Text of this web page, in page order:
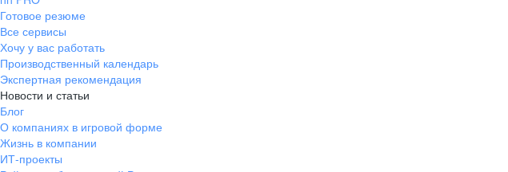
Готовое резюме
Все сервисы
Хочу у вас работать
Производственный календарь
Экспертная рекомендация
Новости и статьи
Блог
О компаниях в игровой форме
Жизнь в компании
ИТ-проекты